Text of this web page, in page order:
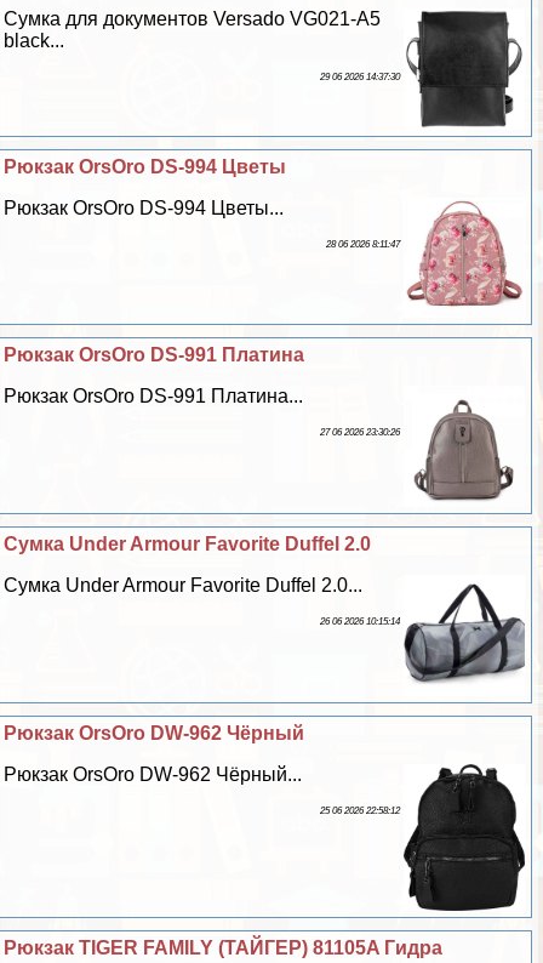
Сумка для документов Versado VG021-A5
black...
29 06 2026 14:37:30
Рюкзак OrsOro DS-994 Цветы
Рюкзак OrsOro DS-994 Цветы...
28 06 2026 8:11:47
Рюкзак OrsOro DS-991 Платина
Рюкзак OrsOro DS-991 Платина...
27 06 2026 23:30:26
Сумка Under Armour Favorite Duffel 2.0
Сумка Under Armour Favorite Duffel 2.0...
26 06 2026 10:15:14
Рюкзак OrsOro DW-962 Чёрный
Рюкзак OrsOro DW-962 Чёрный...
25 06 2026 22:58:12
Рюкзак TIGER FAMILY (ТАЙГЕР) 81105A Гидра